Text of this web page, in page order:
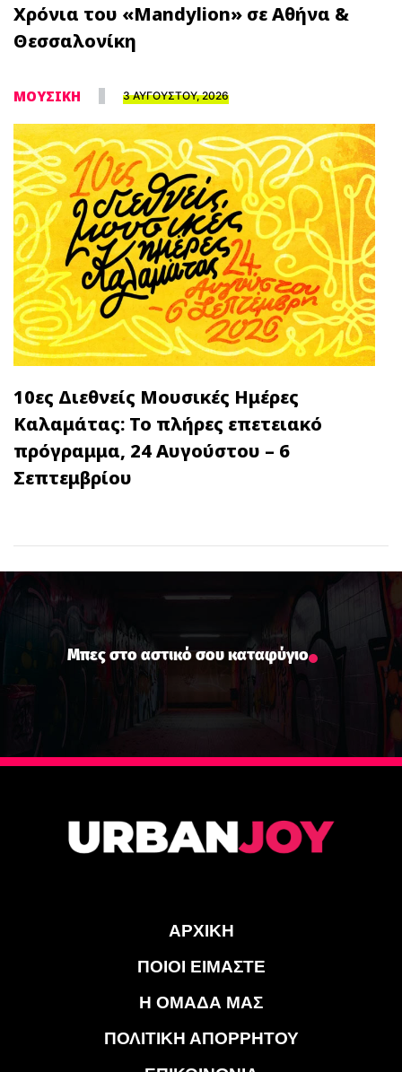
Χρόνια του «Mandylion» σε Αθήνα &
Θεσσαλονίκη
ΜΟΥΣΙΚΗ 3 ΑΥΓΟΥΣΤΟΥ, 2026
10ες Διεθνείς Μουσικές Ημέρες
Καλαμάτας: Το πλήρες επετειακό
πρόγραμμα, 24 Αυγούστου – 6
Σεπτεμβρίου
Μπες στο αστικό σου καταφύγιο
ΑΡΧΙΚΗ
ΠΟΙΟΙ ΕΙΜΑΣΤΕ
Η ΟΜΑΔΑ ΜΑΣ
ΠΟΛΙΤΙΚΗ ΑΠΟΡΡΗΤΟΥ